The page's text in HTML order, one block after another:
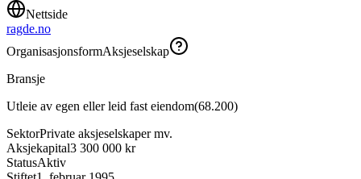
Nettside
ragde.no
OrganisasjonsformAksjeselskap
Bransje
Utleie av egen eller leid fast eiendom(68.200)
SektorPrivate aksjeselskaper mv.
Aksjekapital3 300 000 kr
StatusAktiv